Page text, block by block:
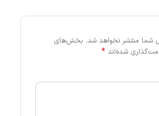
شما منتشر نخواهد شد. بخش‌های
شده‌اند *